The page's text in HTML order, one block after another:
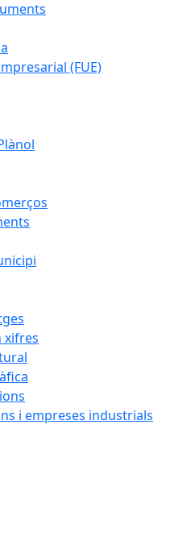
(FUE)
xifres
i empreses industrials